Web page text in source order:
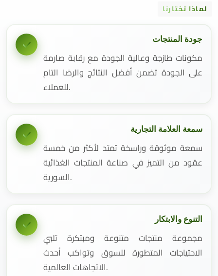
لماذا تختارنا
جودة المنتجات
مكونات طازجة وعالية الجودة مع رقابة صارمة
على الجودة تضمن أفضل النتائج والرضا التام
للعملاء.
سمعة العلامة التجارية
سمعة موثوقة وراسخة تمتد لأكثر من خمسة
عقود من التميز في صناعة المنتجات الغذائية
السورية.
التنوع والابتكار
مجموعة منتجات متنوعة ومبتكرة تلبي
الاحتياجات المتطورة للسوق وتواكب أحدث
الاتجاهات العالمية.